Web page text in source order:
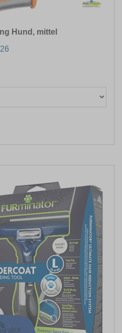
Hund, mittel